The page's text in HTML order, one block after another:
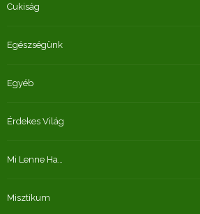
Cukiság
Egészségünk
Egyéb
Érdekes Világ
Mi Lenne Ha…
Misztikum